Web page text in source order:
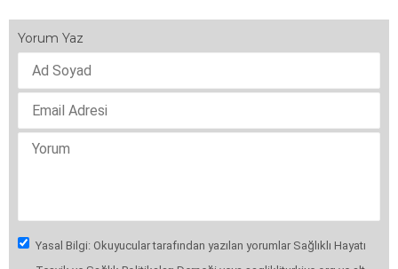
Yorum Yaz
Yasal Bilgi: Okuyucular tarafından yazılan yorumlar Sağlıklı Hayatı